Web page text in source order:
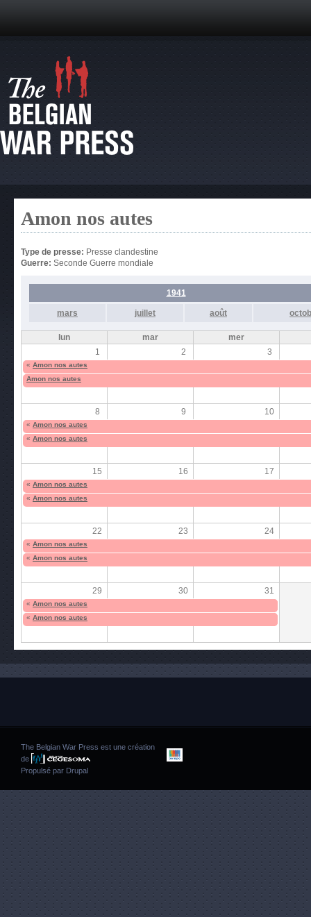
Amon nos autes
Type de presse: Presse clandestine
Guerre: Seconde Guerre mondiale
1941
mars juillet août
lun mar
mer
1
2 3
« Amon nos autes
Amon nos autes
8 9 10
« Amon nos autes
« Amon nos autes
15 16 17
« Amon nos autes
« Amon nos autes
22 23 24
« Amon nos autes
« Amon nos autes
29 30 31
« Amon nos autes
« Amon nos autes
The Belgian War Press est une création
de
Propulsé par Drupal